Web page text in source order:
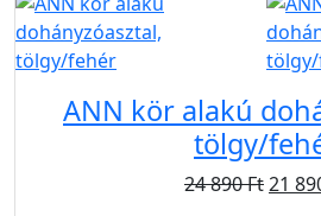
ANN kör alakú
tölgy/
24 890Ft21